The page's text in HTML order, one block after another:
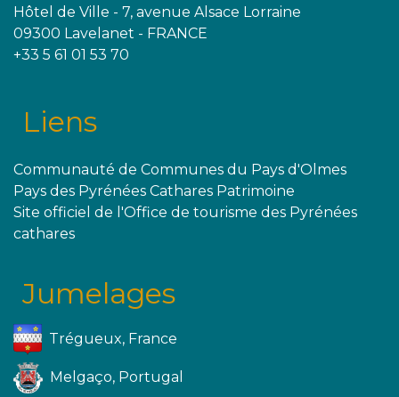
Hôtel de Ville - 7, avenue Alsace Lorraine
09300 Lavelanet - FRANCE
+33 5 61 01 53 70
Liens
Communauté de Communes du Pays d'Olmes
Pays des Pyrénées Cathares Patrimoine
Site officiel de l'Office de tourisme des Pyrénées
cathares
Jumelages
Trégueux, France
Melgaço, Portugal